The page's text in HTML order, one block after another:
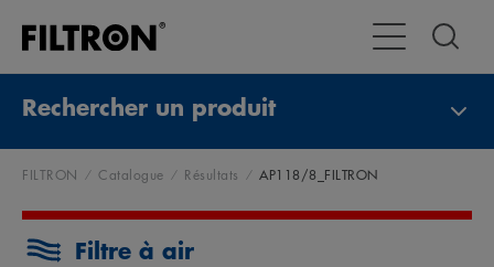
Toggle
Rechercher un produit
FILTRON Catalogue Résultats AP118/8_FILTRON
Filtre à air